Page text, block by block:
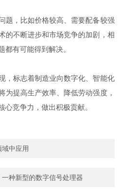
，比如价格较高、需要配备较强
的不断进步和市场竞争的加剧，相
都有可能得到解决。
标志着制造业向数字化、智能化
为提高生产效率、降低劳动强度，
心竞争力，做出积极贡献。
中应用
种新型的数字信号处理器